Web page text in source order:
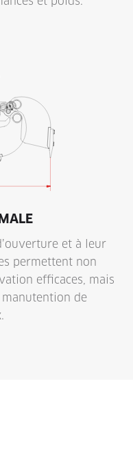
et à leur
permettent non
efficaces, mais
de